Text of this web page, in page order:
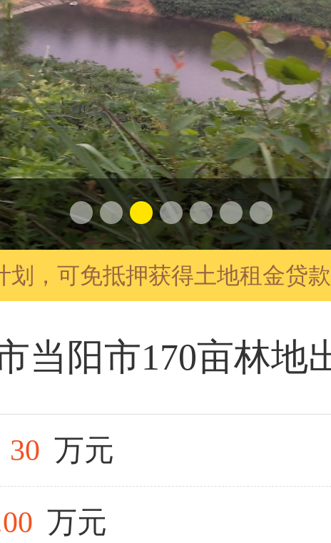
划，可免抵押获得土地租金贷
当阳市170亩林地
30 万元
万元